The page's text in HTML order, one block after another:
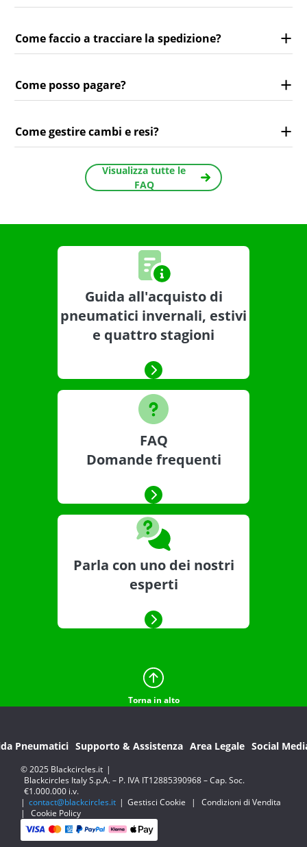
Come faccio a tracciare la spedizione?
Come posso pagare?
Come gestire cambi e resi?
Visualizza tutte le
FAQ
Guida all'acquisto di
pneumatici invernali, estivi
e quattro stagioni
FAQ
Domande frequenti
Parla con uno dei nostri
esperti
Torna in alto
Pneumatici Supporto & Assistenza Area Legale Social
© 2025 Blackcircles.it |
Blackcircles Italy S.p.A. – P. IVA IT12885390968 – Cap. Soc.
€1.000.000 i.v.
| contact@blackcircles.it | Gestisci Cookie |
Condizioni di Vendita
|
Cookie Policy